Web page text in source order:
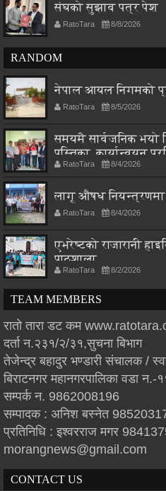
संघको सुझाव पत्र पेश
RatoTara 8/8/2026
RANDOM
नेपाल आयल निगमको
RatoTara 8/5/2026
समयमै सार्वजनिक भयो
पुस्तिका, कार्यान्वयन
RatoTara 8/4/2026
लागू औषध नियन्त्रणमा
RatoTara 8/4/2026
एभरेष्टको राजारानी
पाठशाला
RatoTara 8/2/2026
TEAM MEMBERS
रातो तारा डट कम
दर्ता न.२३१/२/३१,सुचना बिभाग
तेजेन्द्र बहादुर भण्डारी संचालक /
बिराटनगर महानगरपालिका वडा न.-
सम्पर्क न. 9862008196
सम्पादक : अनिश बस्नेत
प्रतिनिधि : इश्वरराज मगर
morangnews@gmail.com
CONTACT US